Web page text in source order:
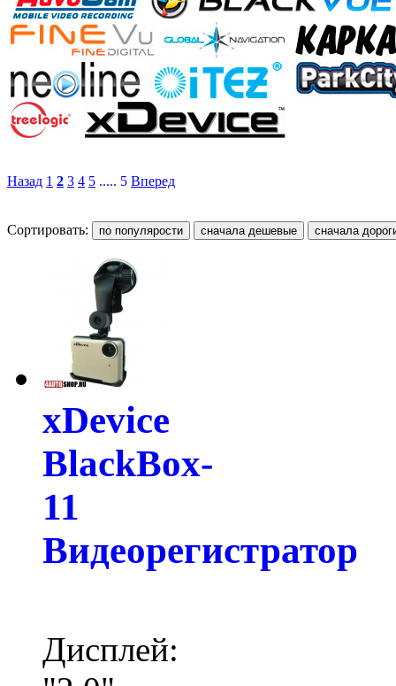
Назад 1 2 3 4 5 ..... 5 Вперед
Сортировать:
xDevice
BlackBox-
11
Видеорегистратор
Дисплей: